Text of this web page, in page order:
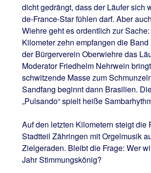
dicht gedrängt, dass der Läufer sich
de-France-Star fühlen darf. Aber
Wiehre geht es ordentlich zur
Kilometer zehn empfangen die Band
der Bürgerverein Oberwiehre das
Moderator Friedhelm Nehrwein
schwitzende Masse zum
Sandfang beginnt dann Brasilien.
„Pulsando“ spielt heiße
Auf den letzten Kilometern steigt die
Stadtteil Zähringen mit Orgelmusik
Zielgeraden. Bleibt die Frage: Wer
Jahr Stimmungskönig?